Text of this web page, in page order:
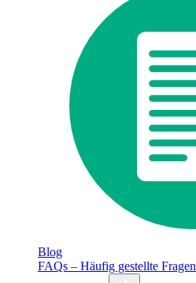
Blog
FAQs – Häufig gestellte Fragen